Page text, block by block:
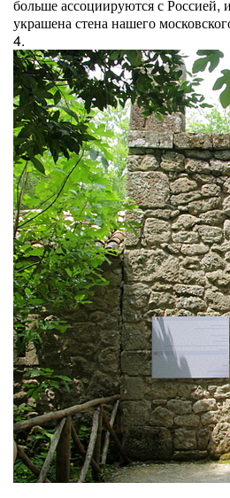
больше ассоциируются с Россией,
украшена стена нашего
4.